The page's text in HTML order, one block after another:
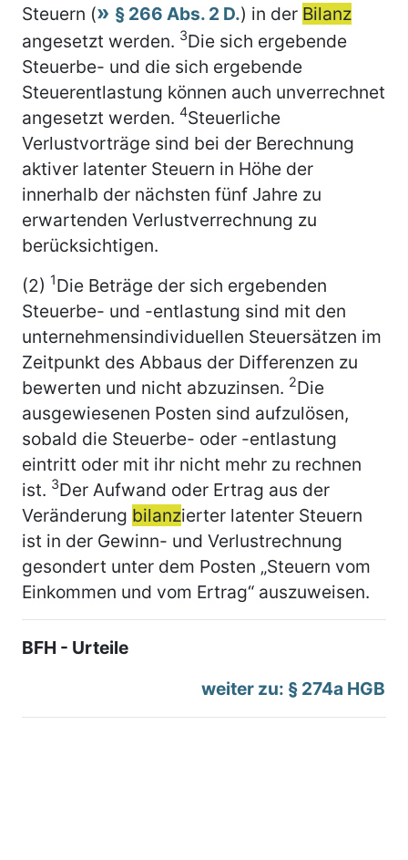
Steuern (
§ 266 Abs. 2 D.) in der Bilanz
angesetzt werden. 3Die sich ergebende
Steuerbe- und die sich ergebende
Steuerentlastung können auch unverrechnet
angesetzt werden. 4Steuerliche
Verlustvorträge sind bei der Berechnung
aktiver latenter Steuern in Höhe der
innerhalb der nächsten fünf Jahre zu
erwartenden Verlustverrechnung zu
berücksichtigen.
(2) 1Die Beträge der sich ergebenden
Steuerbe- und -entlastung sind mit den
unternehmensindividuellen Steuersätzen im
Zeitpunkt des Abbaus der Differenzen zu
bewerten und nicht abzuzinsen. 2Die
ausgewiesenen Posten sind aufzulösen,
sobald die Steuerbe- oder -entlastung
eintritt oder mit ihr nicht mehr zu rechnen
ist. 3Der Aufwand oder Ertrag aus der
Veränderung bilanzierter latenter Steuern
ist in der Gewinn- und Verlustrechnung
gesondert unter dem Posten „Steuern vom
Einkommen und vom Ertrag“ auszuweisen.
BFH - Urteile
weiter zu: § 274a HGB